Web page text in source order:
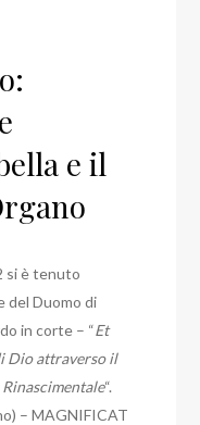
e il
si è tenuto
del Duomo di
in corte – “Et
Dio attraverso il
“.
– MAGNIFICAT